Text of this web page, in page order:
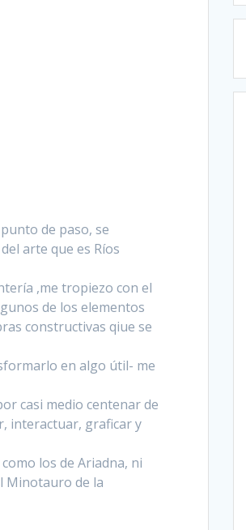
de paso, se
arte que es Ríos
,me tropiezo con el
de los elementos
constructivas qiue se
en algo útil- me
casi medio centenar de
interactuar, graficar y
los de Ariadna, ni
Minotauro de la